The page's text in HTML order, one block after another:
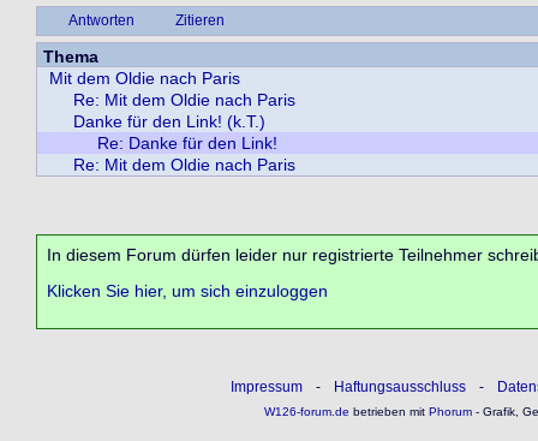
Antworten Zitieren
Thema
Mit dem Oldie nach Paris
Re: Mit dem Oldie nach Paris
Danke für den Link! (k.T.)
Re: Danke für den Link!
Re: Mit dem Oldie nach Paris
In diesem Forum dürfen leider nur registrierte Teilnehmer
Klicken Sie hier, um sich einzuloggen
Impressum - Haftungsausschluss -
W126-forum.de betrieben mitPhorum- Grafik,